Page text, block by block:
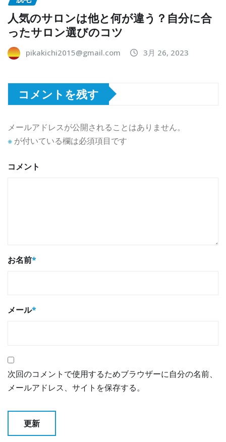
人気のサロンは他と何が違う？自分に合
ったサロン選びのコツ
pikakichi2015@gmail.com 3月 26, 2023
コメントを残す
メールアドレスが公開されることはありません。
※ が付いている欄は必須項目です
コメント
お名前*
メール*
次回のコメントで使用するためブラウザーに自分の名前、
メールアドレス、サイトを保存する。